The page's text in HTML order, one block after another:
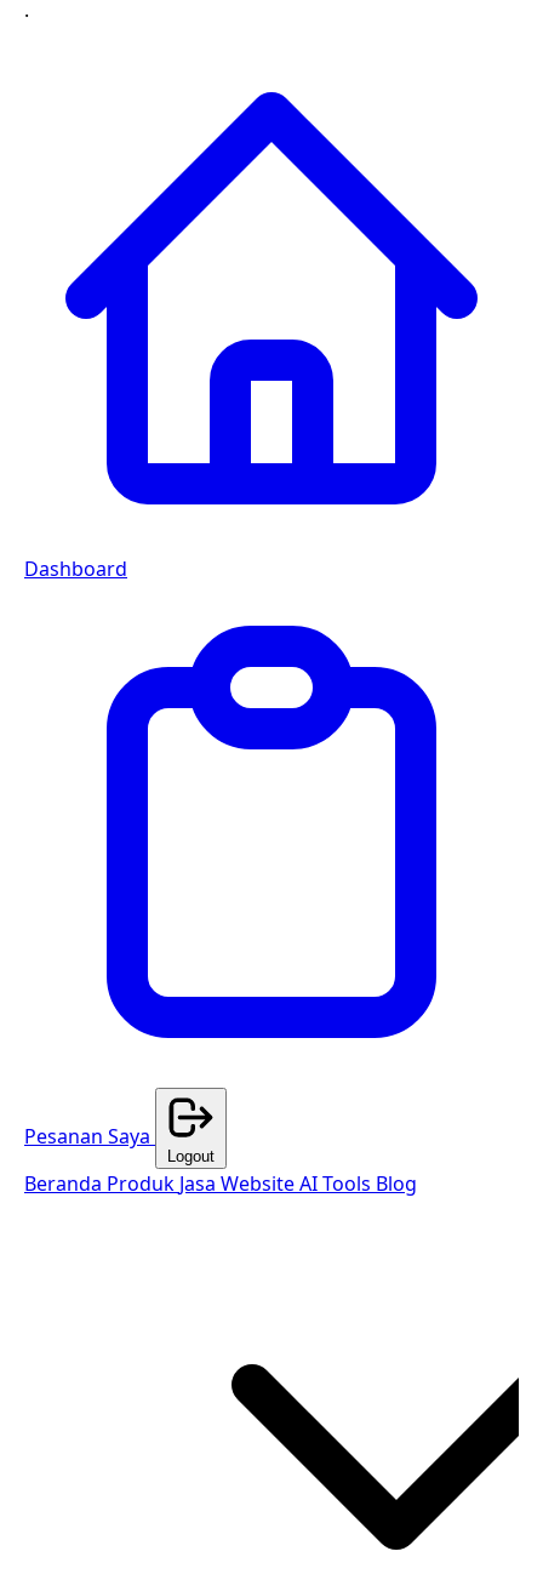
·
Dashboard
Pesanan Saya
Logout
Beranda Produk Jasa WebsiteAI Tools Blog